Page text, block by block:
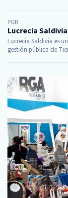
POR
Lucrecia Saldivia
Lucrecia Saldivia es
gestión pública de